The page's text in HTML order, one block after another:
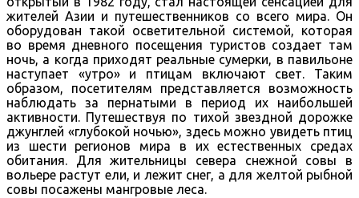
жителей Азии и путешественников со всего мира. Он
оборудован такой осветительной системой, которая
во время дневного посещения туристов создает там
ночь, а когда приходят реальные сумерки, в павильоне
наступает «утро» и птицам включают свет. Таким
образом, посетителям представляется возможность
наблюдать за пернатыми в период их наибольшей
активности. Путешествуя по тихой звездной дорожке
джунглей «глубокой ночью», здесь можно увидеть птиц
из шести регионов мира в их естественных средах
обитания. Для жительницы севера снежной совы в
вольере растут ели, и лежит снег, а для желтой рыбной
совы посажены мангровые леса.